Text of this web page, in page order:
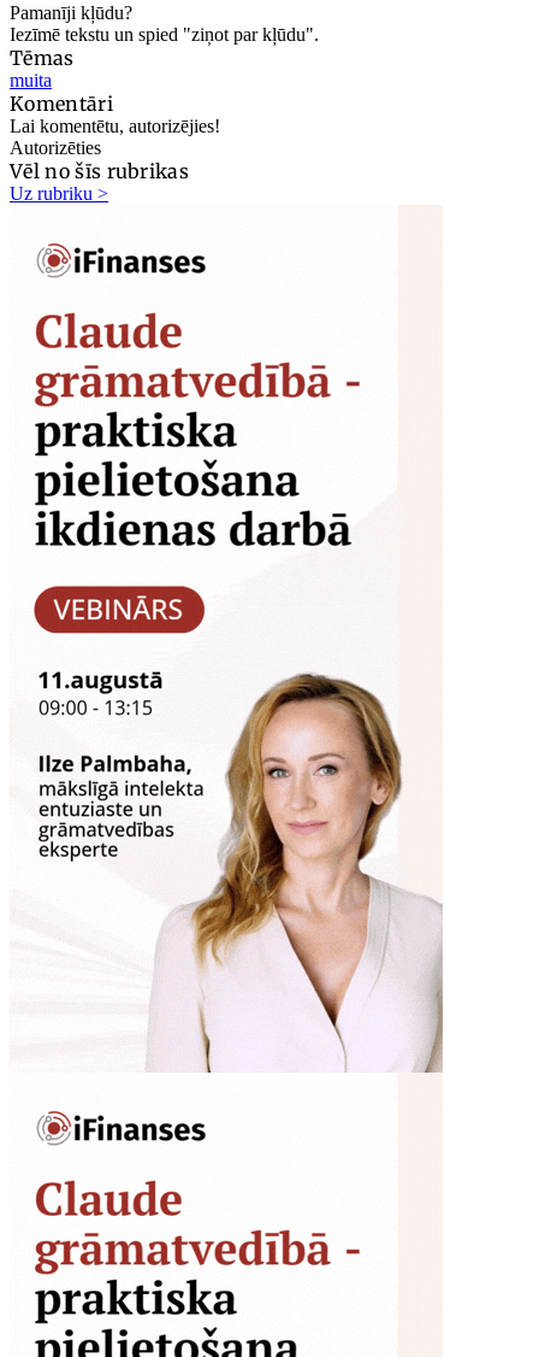
Pamanīji kļūdu?
Iezīmē tekstu un spied "ziņot par kļūdu".
Tēmas
muita
Komentāri
Lai komentētu, autorizējies!
Autorizēties
Vēl no šīs rubrikas
Uz rubriku >